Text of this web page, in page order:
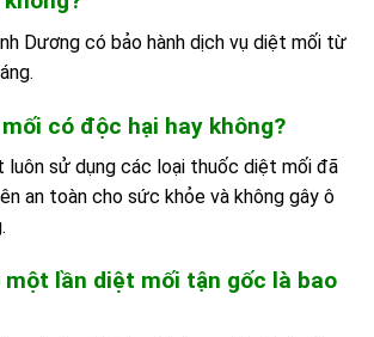
Dương có bảo hành dịch vụ diệt mối từ
có độc hại hay không?
luôn sử dụng các loại thuốc diệt mối đã
an toàn cho sức khỏe và không gây ô
một lần diệt mối tận gốc là bao